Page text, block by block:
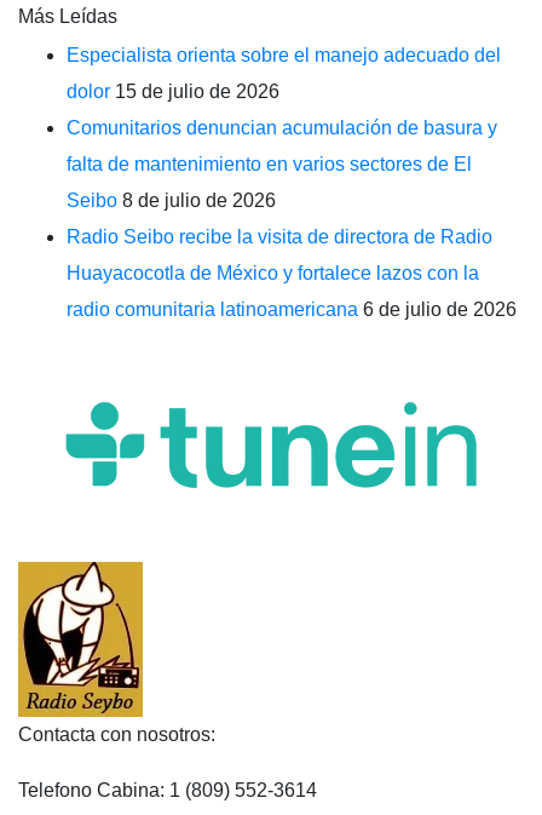
Más Leídas
Especialista orienta sobre el manejo adecuado del
dolor 15 de julio de 2026
Comunitarios denuncian acumulación de basura y
falta de mantenimiento en varios sectores de El
Seibo 8 de julio de 2026
Radio Seibo recibe la visita de directora de Radio
Huayacocotla de México y fortalece lazos con la
radio comunitaria latinoamericana 6 de julio de 2026
Contacta con nosotros:
Telefono Cabina: 1 (809) 552-3614